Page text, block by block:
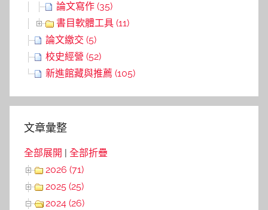
論文寫作 (35)
書目軟體工具 (11)
論文繳交 (5)
校史經營 (52)
新進館藏與推薦 (105)
文章彙整
全部展開
全部折疊
2026 (71)
2025 (25)
2024 (26)